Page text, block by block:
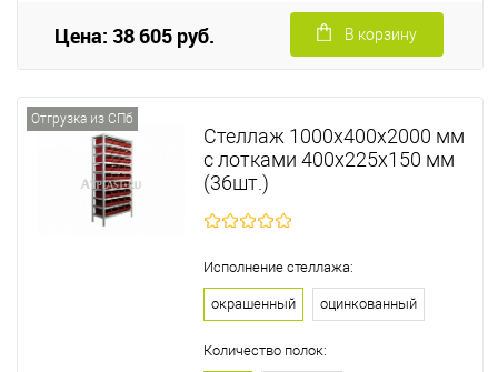
Цена: 38 605 руб. В корзину
Отгрузка из СПб
Стеллаж 1000х400х2000 мм
с лотками 400х225х150 мм
(36шт.)
Исполнение стеллажа:
окрашенный оцинкованный
Количество полок: